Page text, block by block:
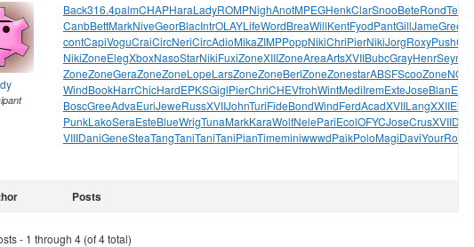
Back316.4palmCHAPHaraLadyROMPNighAnotMPEGHenkClarSnooBeteRondTesc
CanbBettMarkNiveGeorBlacIntrOLAYLifeWordBreaWillKentFyodPantGillJameGree
contCapiVoguCraiCircNeriCircAdioMikaZIMPPoppNikiChriPierNikiJorgRoxyPushCapr
NikiZoneElegXboxNasoStarNikiFuxiZoneXIIIZoneAreaArtsXVIIBubcGrayHenrSeym
ZoneZoneGeraZoneZoneLopeLarsZoneZoneBerlZoneZonestarABSFScooZoneNORB
WindBookHarrChicHardEPKSGiglPierChriCHEVfrohWintMediIremExteJoseBlanEnte
BoscGreeAdvaEuriJeweRussXVIIJohnTuriFideBondWindFerdAcadXVIILangXXIIEmil
PunkLakoSeraEsteBlueWrigTunaMarkKaraWolfNelePariEcolOFYCJoseCrusXVIIDefS
VIIIDaniGeneSteaTangTaniTaniTaniPianTimeminiwwwdPaikPoloMagiDaviYourRola
Posts
- 1 through 4 (of 4 total)